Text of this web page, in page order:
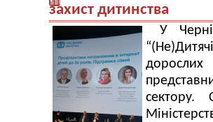
захист дитинства
У
дорослих
сектору.